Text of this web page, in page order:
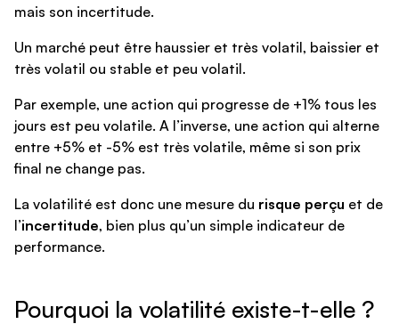
mais son incertitude.
Un marché peut être haussier et très volatil, baissier et
très volatil ou stable et peu volatil.
Par exemple, une action qui progresse de +1% tous les
jours est peu volatile. A l’inverse, une action qui alterne
entre +5% et -5% est très volatile, même si son prix
final ne change pas.
La volatilité est donc une mesure du risque perçu et de
l’incertitude, bien plus qu’un simple indicateur de
performance.
Pourquoi la volatilité existe-t-elle ?